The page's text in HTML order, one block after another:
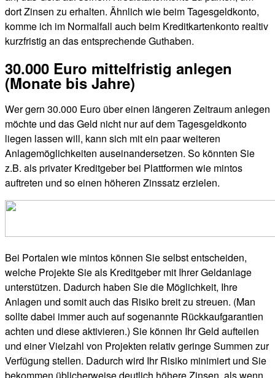
dort Zinsen zu erhalten. Ähnlich wie beim Tagesgeldkonto,
komme ich im Normalfall auch beim Kreditkartenkonto realtiv
kurzfristig an das entsprechende Guthaben.
30.000 Euro mittelfristig anlegen
(Monate bis Jahre)
Wer gern 30.000 Euro über einen längeren Zeitraum anlegen
möchte und das Geld nicht nur auf dem Tagesgeldkonto
liegen lassen will, kann sich mit ein paar weiteren
Anlagemöglichkeiten auseinandersetzen. So könnten Sie
z.B. als privater Kreditgeber bei Plattformen wie mintos
auftreten und so einen höheren Zinssatz erzielen.
Bei Portalen wie mintos können Sie selbst entscheiden,
welche Projekte Sie als Kreditgeber mit Ihrer Geldanlage
unterstützen. Dadurch haben Sie die Möglichkeit, Ihre
Anlagen und somit auch das Risiko breit zu streuen. (Man
sollte dabei immer auch auf sogenannte Rückkaufgarantien
achten und diese aktivieren.) Sie können Ihr Geld aufteilen
und einer Vielzahl von Projekten relativ geringe Summen zur
Verfügung stellen. Dadurch wird Ihr Risiko minimiert und Sie